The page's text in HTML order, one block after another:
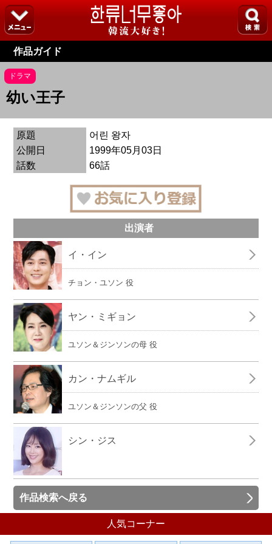
作品ガイド
ドラマ
幼い王子
原題
어린 왕자
公開日
1999年05月03日
話数
66話
出演者
イ・イン
チョン・ユソン 役
ヤン・ミギョン
ユソン＆ジンソンの母 役
カン・ナムギル
ユソン＆ジンソンの父 役
シン・ジス
作品検索へ戻る
人気コーナー